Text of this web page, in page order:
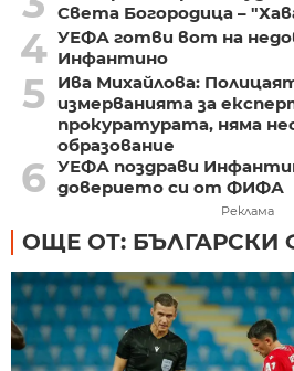
Света Богородица –
4 УЕФА готви вот на
Инфантино
5
Ива Михайлова:
измерванията за
прокуратурата, няма
образование
6 УЕФА поздрави
доверието си от ФИФА
Реклама
ОЩЕ ОТ: БЪЛГАРСКИ